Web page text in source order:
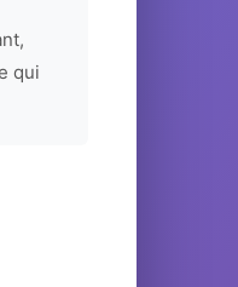
qui